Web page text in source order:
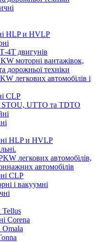
HLP и HVLP
4Т двигунів
моторні вантажівок,
дорожньої техніки
легкових автомобілів і
CLP
STOU, UTTO та TDTO
HLP и HVLP
легкових автомобілів,
автомобілів
CLP
і вакуумні
Tellus
Corena
Omala